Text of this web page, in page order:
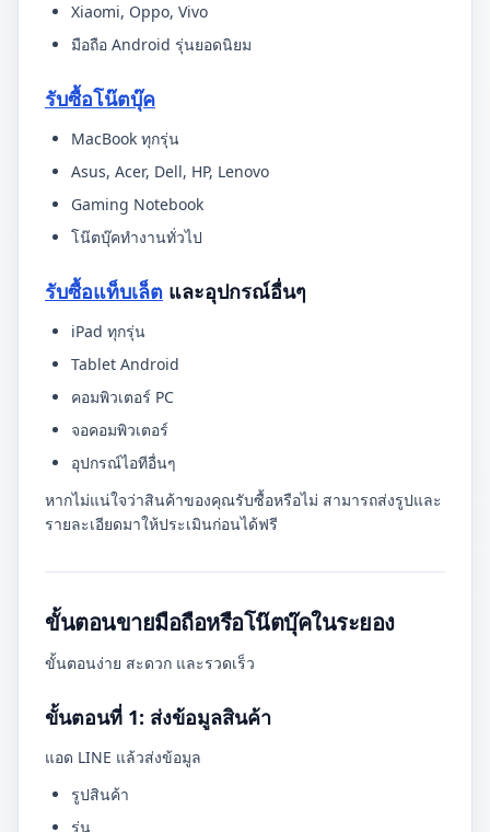
Xiaomi, Oppo, Vivo
มือถือ Android รุ่นยอดนิยม
รับซื้อโน๊ตบุ๊ค
MacBook ทุกรุ่น
Asus, Acer, Dell, HP, Lenovo
Gaming Notebook
โน๊ตบุ๊คทำงานทั่วไป
รับซื้อแท็บเล็ต และอุปกรณ์อื่นๆ
iPad ทุกรุ่น
Tablet Android
คอมพิวเตอร์ PC
จอคอมพิวเตอร์
อุปกรณ์ไอทีอื่นๆ
หากไม่แน่ใจว่าสินค้าของคุณรับซื้อหรือไม่ สามารถส่งรูปและ
รายละเอียดมาให้ประเมินก่อนได้ฟรี
ขั้นตอนขายมือถือหรือโน๊ตบุ๊คในระยอง
ขั้นตอนง่าย สะดวก และรวดเร็ว
ขั้นตอนที่ 1: ส่งข้อมูลสินค้า
แอด LINE แล้วส่งข้อมูล
รูปสินค้า
รุ่น